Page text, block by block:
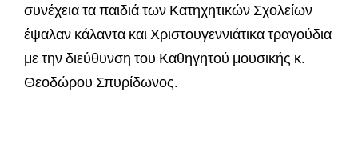
συνέχεια τα παιδιά των Κατηχητικών Σχολείων
έψαλαν κάλαντα και Χριστουγεννιάτικα τραγούδια
με την διεύθυνση του Καθηγητού μουσικής κ.
Θεοδώρου Σπυρίδωνος.